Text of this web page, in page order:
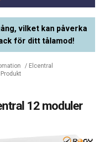
vilket kan påverka
för ditt tålamod!
/ Elcentral
Produkt
12 moduler